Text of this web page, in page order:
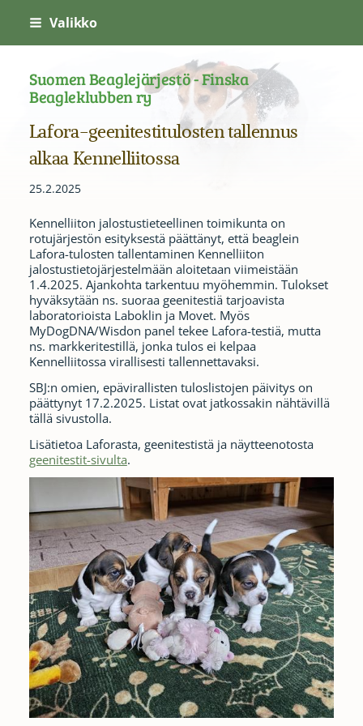
Siirry
sivun
sisältöön
Valikko
Suomen Beaglejärjestö - Finska
Beagleklubben ry
Lafora-geenitestitulosten tallennus
alkaa Kennelliitossa
25.2.2025
Kennelliiton jalostustieteellinen toimikunta on
rotujärjestön esityksestä päättänyt, että beaglein
Lafora-tulosten tallentaminen Kennelliiton
jalostustietojärjestelmään aloitetaan viimeistään
1.4.2025. Ajankohta tarkentuu myöhemmin. Tulokset
hyväksytään ns. suoraa geenitestiä tarjoavista
laboratorioista Laboklin ja Movet. Myös
MyDogDNA/Wisdon panel tekee Lafora-testiä, mutta
ns. markkeritestillä, jonka tulos ei kelpaa
Kennelliitossa virallisesti tallennettavaksi.
SBJ:n omien, epävirallisten tuloslistojen päivitys on
päättynyt 17.2.2025. Listat ovat jatkossakin nähtävillä
tällä sivustolla.
Lisätietoa Laforasta, geenitestistä ja näytteenotosta
geenitestit-sivulta.